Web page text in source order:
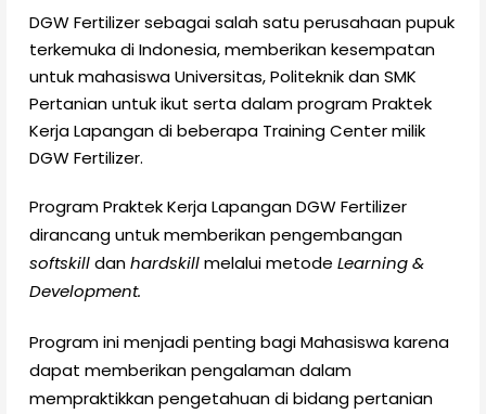
DGW Fertilizer sebagai salah satu perusahaan pupuk
terkemuka di Indonesia, memberikan kesempatan
untuk mahasiswa Universitas, Politeknik dan SMK
Pertanian untuk ikut serta dalam program Praktek
Kerja Lapangan di beberapa Training Center milik
DGW Fertilizer.
Program Praktek Kerja Lapangan DGW Fertilizer
dirancang untuk memberikan pengembangan
softskilldanhardskillmelalui metode Learning &
Development.
Program ini menjadi penting bagi Mahasiswa karena
dapat memberikan pengalaman dalam
mempraktikkan pengetahuan di bidang pertanian